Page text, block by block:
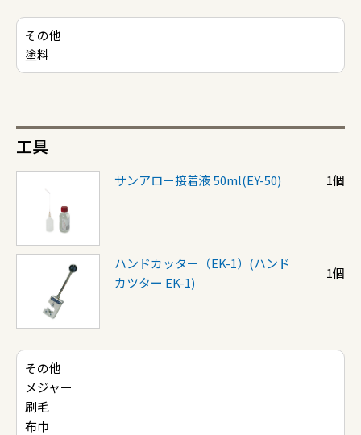
その他
塗料
工具
サンアロー接着液 50ml(EY-50) 1個
ハンドカッター（EK-1）(ハンド
カツター EK-1)
1個
その他
メジャー
刷毛
布巾